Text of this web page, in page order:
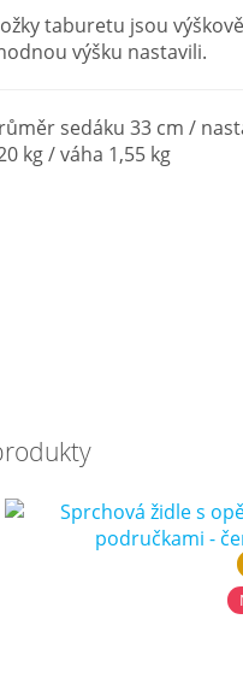
taburetu jsou
výšku nastavili.
sedáku 33 cm /
kg / váha 1,55 kg